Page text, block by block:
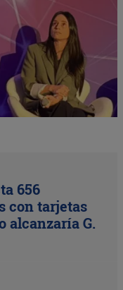
656
con tarjetas
alcanzaría G.